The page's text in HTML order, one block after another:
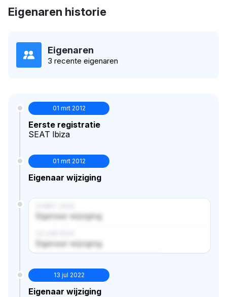
Eigenaren historie
Eigenaren
3 recente eigenaren
01 mrt 2012
Eerste registratie
SEAT Ibiza
01 mrt 2012
Eigenaar wijziging
Eigenaar wijziging
Eigenaar wijziging
13 jul 2022
Eigenaar wijziging